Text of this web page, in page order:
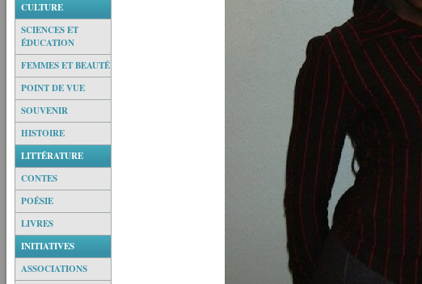
CULTURE
SCIENCES ET
ÉDUCATION
FEMMES ET BEAUTÉ
POINT DE VUE
SOUVENIR
HISTOIRE
LITTÉRATURE
CONTES
POÉSIE
LIVRES
INITIATIVES
ASSOCIATIONS